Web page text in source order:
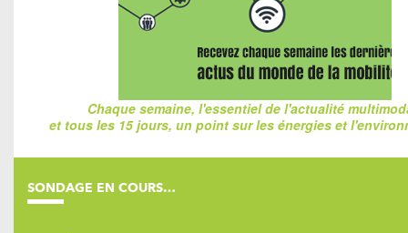
Chaque semaine, l'essentiel de l'actualité
et tous les 15 jours, un point sur les énergies et
SONDAGE EN COURS…